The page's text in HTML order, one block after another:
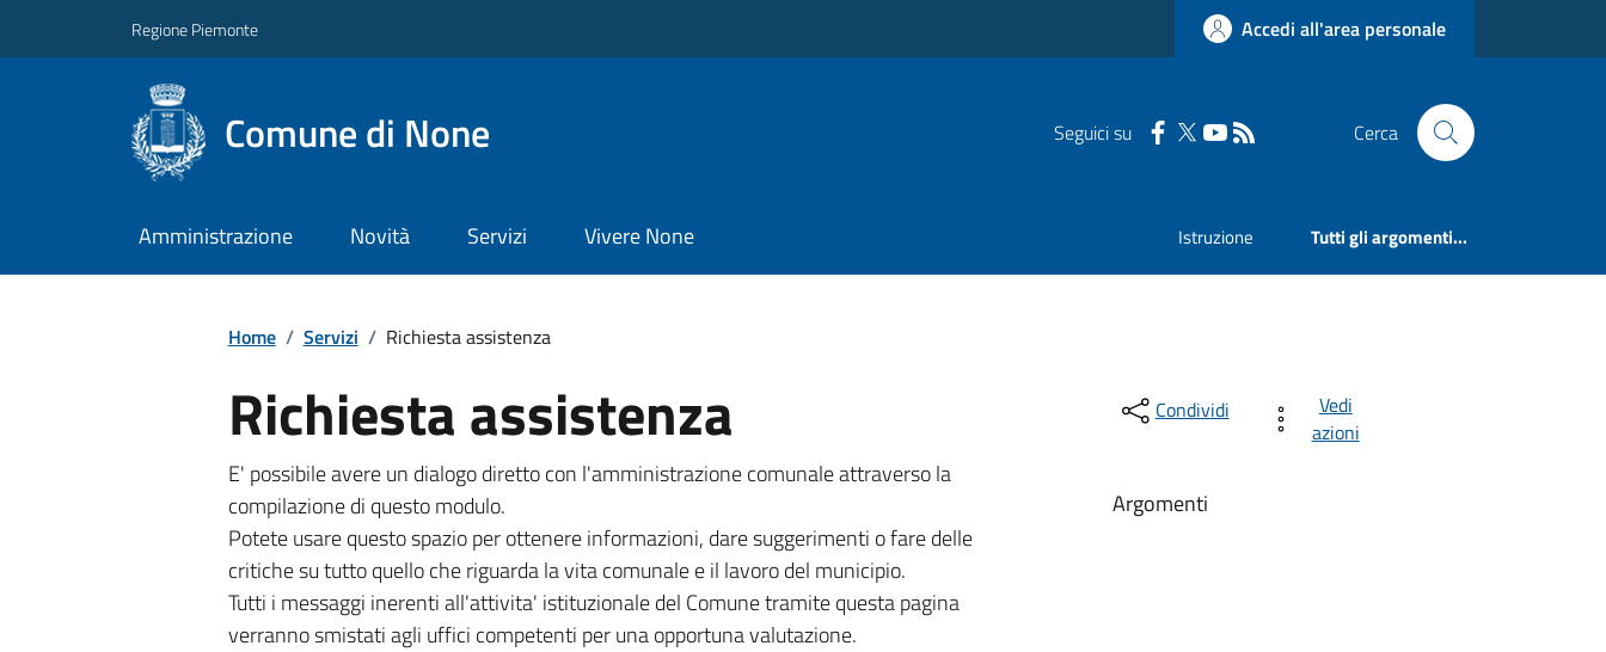
Regione Piemonte Accedi all'area personale
Comune di None Seguici su Cerca
Amministrazione Novità Servizi Vivere None Istruzione Tutti gli argomenti...
Home / Servizi / Richiesta assistenza
Richiesta assistenza
E' possibile avere un dialogo diretto con l'amministrazione comunale attraverso la
compilazione di questo modulo.
Potete usare questo spazio per ottenere informazioni, dare suggerimenti o fare delle
critiche su tutto quello che riguarda la vita comunale e il lavoro del municipio.
Tutti i messaggi inerenti all'attivita' istituzionale del Comune tramite questa pagina
verranno smistati agli uffici competenti per una opportuna valutazione.
Condividi
Vedi
azioni
Argomenti